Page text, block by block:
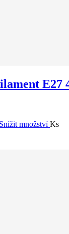
E27
Snížit množstvíKs